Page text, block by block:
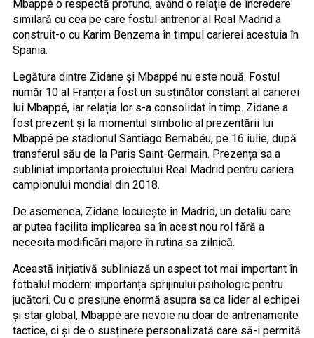
Mbappé o respectă profund, având o relație de încredere
similară cu cea pe care fostul antrenor al Real Madrid a
construit-o cu Karim Benzema în timpul carierei acestuia în
Spania.
Legătura dintre Zidane și Mbappé nu este nouă. Fostul
număr 10 al Franței a fost un susținător constant al carierei
lui Mbappé, iar relația lor s-a consolidat în timp. Zidane a
fost prezent și la momentul simbolic al prezentării lui
Mbappé pe stadionul Santiago Bernabéu, pe 16 iulie, după
transferul său de la Paris Saint-Germain. Prezența sa a
subliniat importanța proiectului Real Madrid pentru cariera
campionului mondial din 2018.
De asemenea, Zidane locuiește în Madrid, un detaliu care
ar putea facilita implicarea sa în acest nou rol fără a
necesita modificări majore în rutina sa zilnică.
Această inițiativă subliniază un aspect tot mai important în
fotbalul modern: importanța sprijinului psihologic pentru
jucători. Cu o presiune enormă asupra sa ca lider al echipei
și star global, Mbappé are nevoie nu doar de antrenamente
tactice, ci și de o susținere personalizată care să-i permită